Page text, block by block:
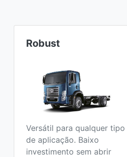
Robust
Versátil para qualquer tipo
de aplicação. Baixo
investimento sem abrir